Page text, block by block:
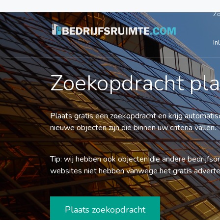
Zoekopdracht
Plaats gratis een zoekopdracht en krijg
nieuwe objecten zijn die binnen uw criteria vallen.
Tip: wij hebben ook objecten die andere
websites niet hebben vanwege het gratis
Plaats zoekopdracht